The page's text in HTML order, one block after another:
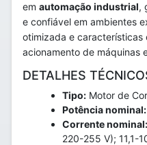
em automação industrial,
e confiável em ambientes
otimizada e características
acionamento de máquinas
DETALHES
Tipo: Motor de
Potência nominal:
Corrente nominal:
220-255 V); 11,1-